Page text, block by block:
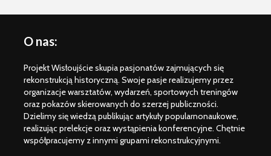
O nas:
Projekt Wisłoujście skupia pasjonatów zajmujących się
rekonstrukcją historyczną. Swoje pasje realizujemy przez
organizacje warsztatów, wydarzeń, sportowych treningów
oraz pokazów skierowanych do szerzej publiczności.
Dzielimy się wiedzą publikując artykuły popularnonaukowe,
realizując prelekcje oraz wystąpienia konferencyjne. Chętnie
współpracujemy z innymi grupami rekonstrukcyjnymi.